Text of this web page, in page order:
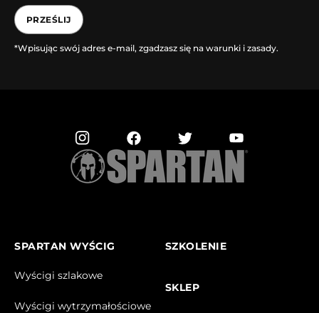
PRZEŚLIJ
*Wpisując swój adres e-mail, zgadzasz się na warunki i zasady.
SPARTAN WYŚCIG
Wyścigi szlakowe
Wyścigi wytrzymałościowe
SZKOLENIE
SKLEP